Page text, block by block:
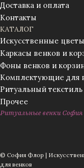
Доставка и оплата
Контакты
КАТАЛОГ
Искусственные цветы
Каркасы венков и
Фоны венков и
Комплектующие для
Ритуальный текстиль
Прочее
Ритуальные венки
© София Флор |
для венков